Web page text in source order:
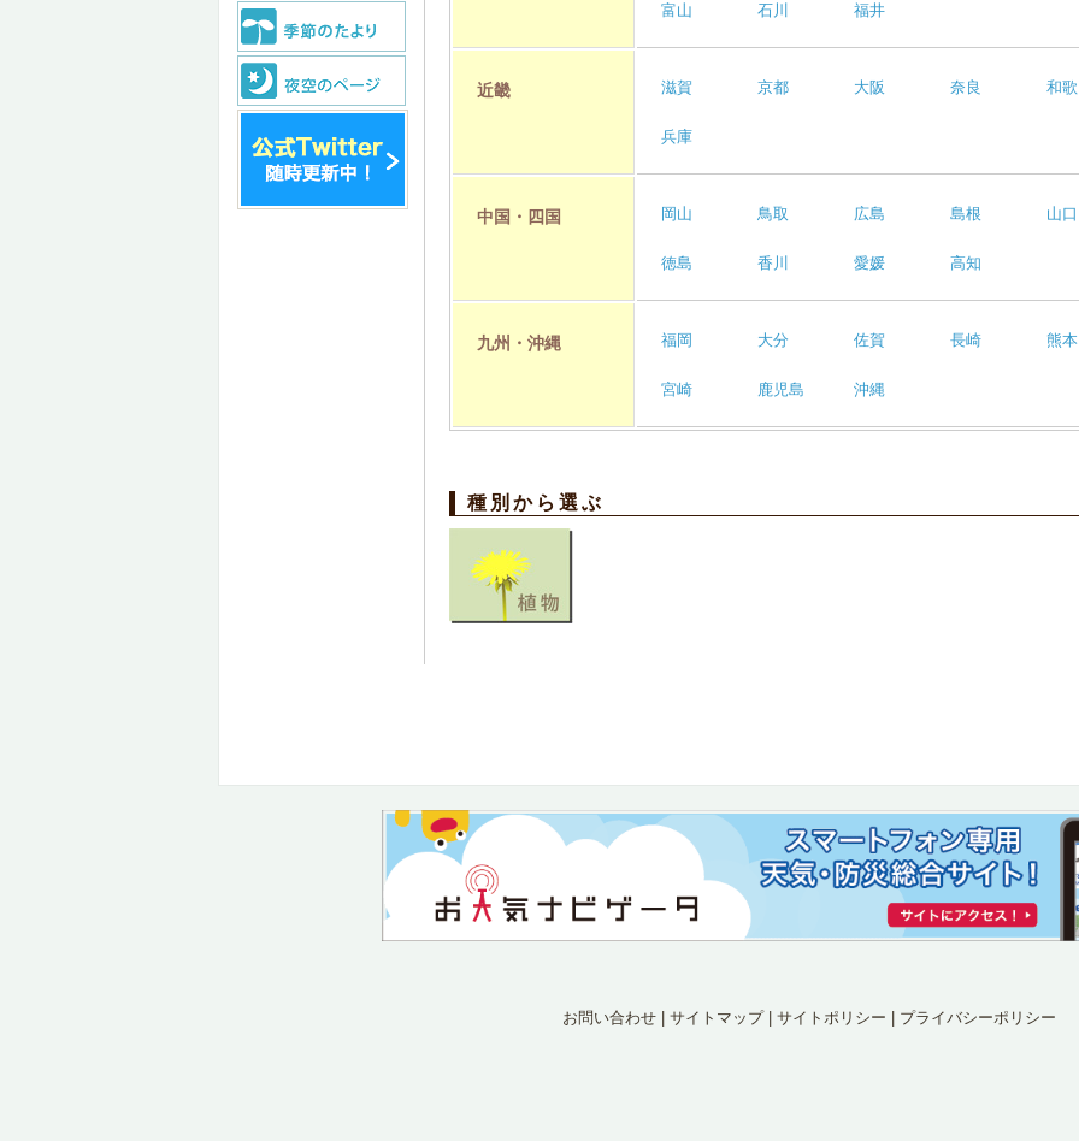
富山 石川 福井
近畿 滋賀 京都 大阪 奈良 和
兵庫
中国・四国 岡山 鳥取 広島 島根 山口
徳島 香川 愛媛 高知
九州・沖縄 福岡 大分 佐賀 長崎 熊本
宮崎 鹿児島 沖縄
種別から選ぶ
お問い合わせ サイトマップ| サイトポリシー プライバシーポリシー